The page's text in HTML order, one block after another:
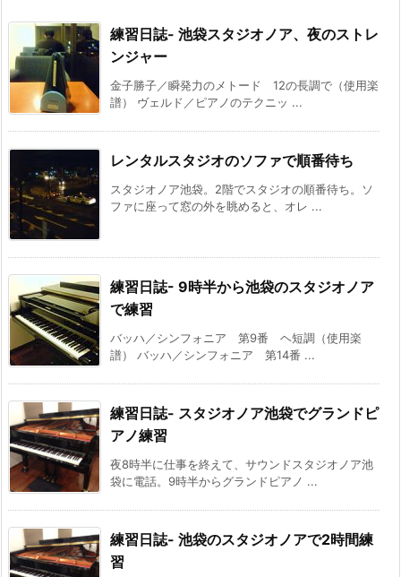
練習日誌- 池袋スタジオノア、夜のストレ
ンジャー
金子勝子／瞬発力のメトード 12の長調で（使用楽
譜） ヴェルド／ピアノのテクニッ ...
レンタルスタジオのソファで順番待ち
スタジオノア池袋。2階でスタジオの順番待ち。ソ
ファに座って窓の外を眺めると、オレ ...
練習日誌- 9時半から池袋のスタジオノア
で練習
バッハ／シンフォニア 第9番 ヘ短調（使用楽
譜） バッハ／シンフォニア 第14番 ...
練習日誌- スタジオノア池袋でグランドピ
アノ練習
夜8時半に仕事を終えて、サウンドスタジオノア池
袋に電話。9時半からグランドピアノ ...
練習日誌- 池袋のスタジオノアで2時間練
習